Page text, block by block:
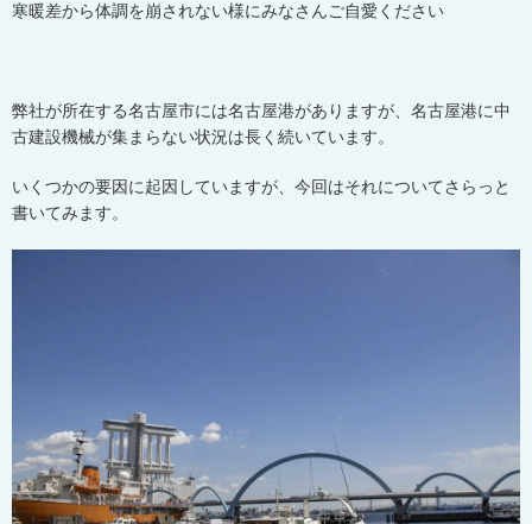
寒暖差から体調を崩されない様にみなさんご自愛ください
弊社が所在する名古屋市には名古屋港がありますが、名古屋港に中
古建設機械が集まらない状況は長く続いています。
いくつかの要因に起因していますが、今回はそれについてさらっと
書いてみます。